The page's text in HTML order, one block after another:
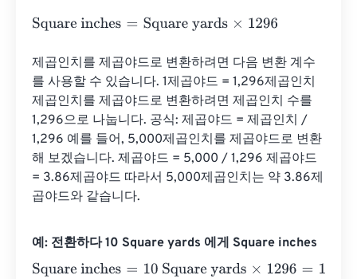
Square inches= Square yards×1296
제곱인치를 제곱야드로 변환하려면 다음 변환 계수
를 사용할 수 있습니다. 1제곱야드 = 1,296제곱인치
제곱인치를 제곱야드로 변환하려면 제곱인치 수를
1,296으로 나눕니다. 공식: 제곱야드 = 제곱인치 /
1,296 예를 들어, 5,000제곱인치를 제곱야드로 변환
해 보겠습니다. 제곱야드 = 5,000 / 1,296 제곱야드
= 3.86제곱야드 따라서 5,000제곱인치는 약 3.86제
곱야드와 같습니다.
예: 전환하다 10 Square yards 에게 Square inches
Square inches= 10 Square yards×1296 =12960 Square